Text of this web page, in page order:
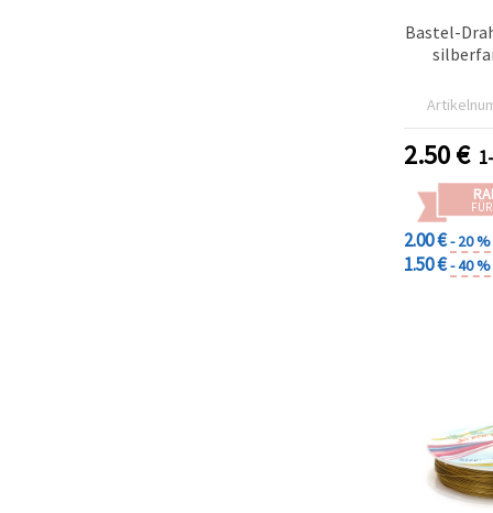
Bastel-
2.50€
2.00 €- 20 %
1.50 €- 40 %